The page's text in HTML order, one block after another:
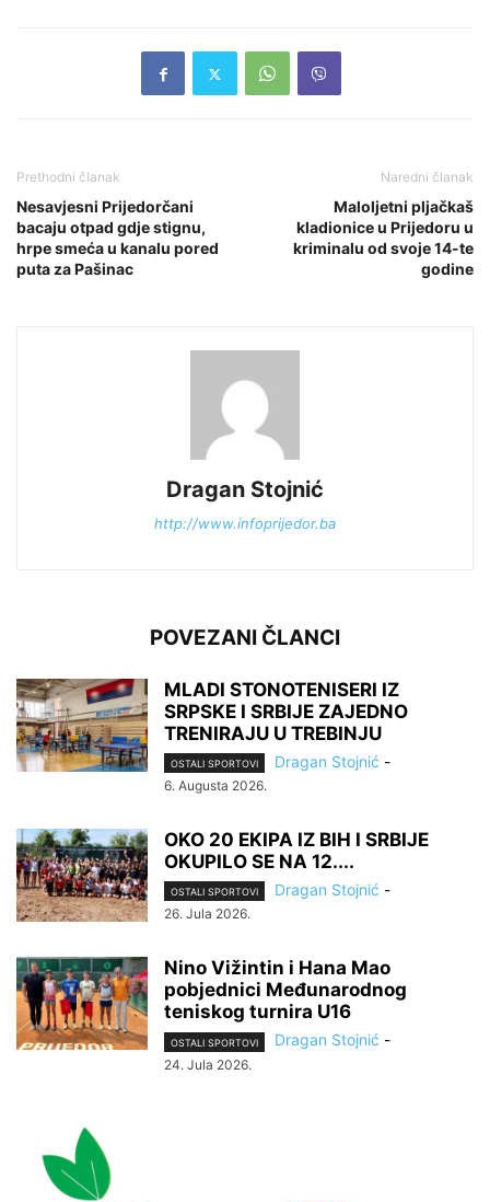
Prethodni članak
Nesavjesni Prijedorčani
bacaju otpad gdje stignu,
hrpe smeća u kanalu pored
puta za Pašinac
Naredni članak
Maloljetni pljačkaš
kladionice u Prijedoru u
kriminalu od svoje 14-te
godine
Dragan Stojnić
http://www.infoprijedor.ba
POVEZANI ČLANCI
MLADI STONOTENISERI IZ
SRPSKE I SRBIJE ZAJEDNO
TRENIRAJU U TREBINJU
OSTALI SPORTOVI Dragan Stojnić -
6. Augusta 2026.
OKO 20 EKIPA IZ BIH I SRBIJE
OKUPILO SE NA 12....
OSTALI SPORTOVI Dragan Stojnić -
26. Jula 2026.
Nino Vižintin i Hana Mao
pobjednici Međunarodnog
teniskog turnira U16
OSTALI SPORTOVI Dragan Stojnić -
24. Jula 2026.